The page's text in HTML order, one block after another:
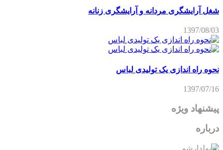
شغل آرایشگری مردانه و آرایشگری زنانه
1397/08/03
نحوه راه اندازی یک تولیدی لباس
1397/07/16
پیشنهاد ویژه
درباره